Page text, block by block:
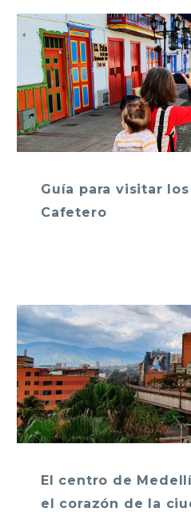
Guía para visitar
Cafetero
El centro de
el corazón de la